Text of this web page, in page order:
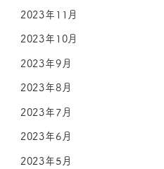
2023年11月
2023年10月
2023年9月
2023年8月
2023年7月
2023年6月
2023年5月